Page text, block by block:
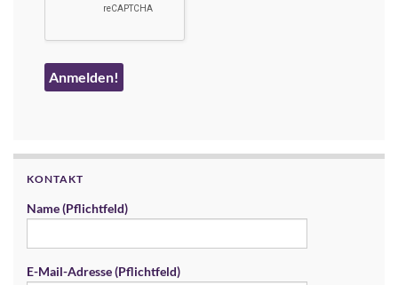
KONTAKT
Name (Pflichtfeld)
E-Mail-Adresse (Pflichtfeld)